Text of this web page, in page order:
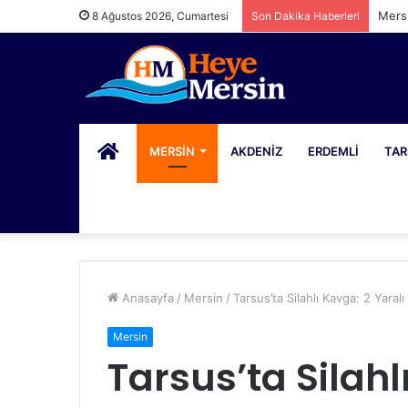
8 Ağustos 2026, Cumartesi Son Dakika Haberleri
PORTALMERSIN AKDENIZ ERDEMLI
Anasayfa / Mersin / Tarsus’ta Silahlı Kavga: 2 Yaralı
Mersin
Tarsus’ta